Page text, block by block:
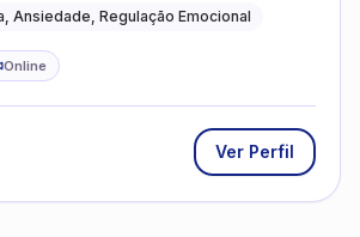
a ansiedade e construir uma vida
Ansiedade, Regulação Emocional
Online
Ver Perfil